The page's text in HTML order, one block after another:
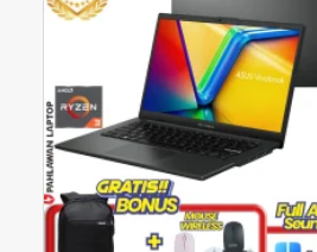
ASUS Celeron
ASUS Core i3
ASUS Core i5
ASUS Core i7
ASUS Gaming NVIDIA RTX
ASUS Ryzen 3
ASUS Ryzen 5
ASUS Ryzen 7
ASUS RYZEN A9
AXIOO Celeron